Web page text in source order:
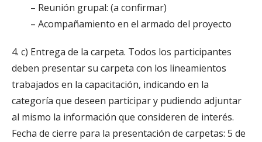
– Reunión grupal: (a confirmar)
– Acompañamiento en el armado del proyecto
4. c) Entrega de la carpeta. Todos los participantes
deben presentar su carpeta con los lineamientos
trabajados en la capacitación, indicando en la
categoría que deseen participar y pudiendo adjuntar
al mismo la información que consideren de interés.
Fecha de cierre para la presentación de carpetas: 5 de